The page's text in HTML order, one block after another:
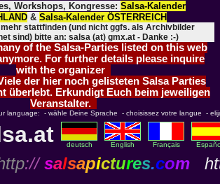
Workshops, Kongresse: Salsa-Kalender
& Salsa-Kalender ÖSTERREICH
stattfinden (und nicht ggfs. als Archivbilder
sind) bitte an: salsa (at) gmx.at - Danke :-)
of the Salsa-Parties listed on this web
For further details please inquire
with the organizer
der hier noch gelisteten Salsa Parties
überlebt. Erkundigt Euch beim jeweiligen
Veranstalter.
language: - wähle Deine Sprache - choisissez votre langue -
deutsch English Français
:// salsapictures.com